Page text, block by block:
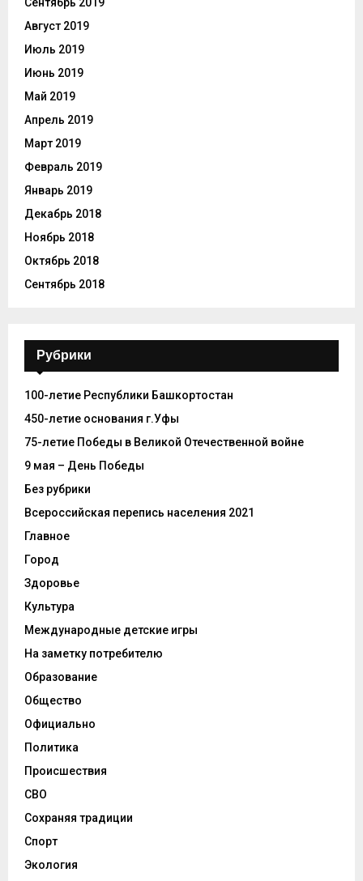
Сентябрь 2019
Август 2019
Июль 2019
Июнь 2019
Май 2019
Апрель 2019
Март 2019
Февраль 2019
Январь 2019
Декабрь 2018
Ноябрь 2018
Октябрь 2018
Сентябрь 2018
Рубрики
100-летие Республики Башкортостан
450-летие основания г.Уфы
75-летие Победы в Великой Отечественной войне
9 мая – День Победы
Без рубрики
Всероссийская перепись населения 2021
Главное
Город
Здоровье
Культура
Международные детские игры
На заметку потребителю
Образование
Общество
Официально
Политика
Происшествия
СВО
Сохраняя традиции
Спорт
Экология